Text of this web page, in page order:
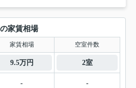
家賃相場
家賃相場 空室件数
9.5万円 2室
- -